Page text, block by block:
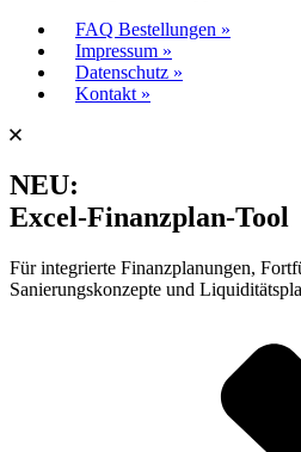
FAQ Bestellungen »
Impressum »
Datenschutz »
Kontakt »
NEU:
Excel-Finanzplan-Tool
Für integrierte Finanzplanungen,
Sanierungskonzepte und